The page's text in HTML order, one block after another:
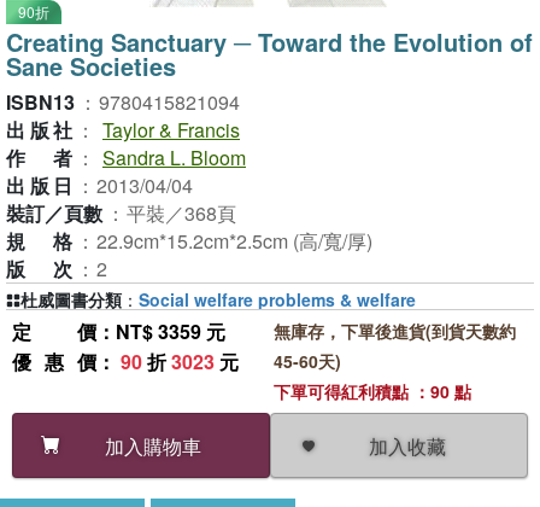
90折
Creating Sanctuary ─ Toward the Evolution of
Sane Societies
ISBN13 ： 9780415821094
出版社 ： Taylor & Francis
作者 ： Sandra L. Bloom
出版日 ： 2013/04/04
裝訂／頁數 ： 平裝／368頁
規格 ： 22.9cm*15.2cm*2.5cm (高/寬/厚)
版次 ： 2
定價 ：NT$ 3359 元
優惠價 ： 90折3023 元
加入購物車 加入收藏
無庫存，下單後進貨(到貨天數約
45-60天)
下單可得紅利積點 ：90 點
杜威圖書分類 ： Social welfare problems & welfare